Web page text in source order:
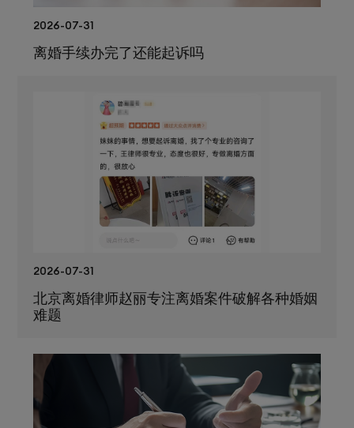
2026-07-31
离婚手续办完了还能起诉吗
2026-07-31
北京离婚律师赵丽专注离婚案件破解各种婚姻
难题